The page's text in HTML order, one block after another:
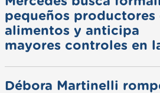
pequeños productores
alimentos y anticipa
mayores controles en
Débora Martinelli